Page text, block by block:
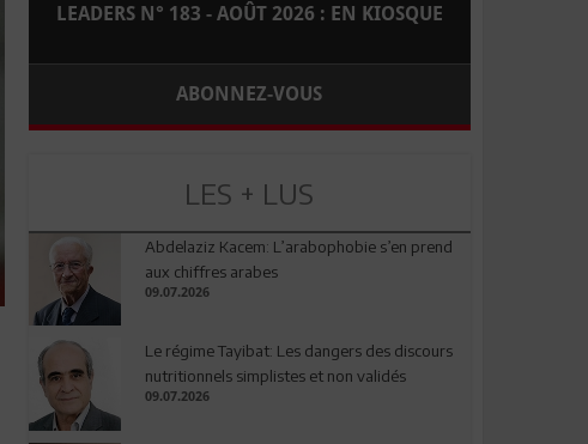
LEADERS N° 183 - AOÛT 2026 : EN KIOSQUE
ABONNEZ-VOUS
LES + LUS
Abdelaziz Kacem: L’arabophobie s’en prend
aux chiffres arabes
09.07.2026
Le régime Tayibat: Les dangers des discours
nutritionnels simplistes et non validés
09.07.2026